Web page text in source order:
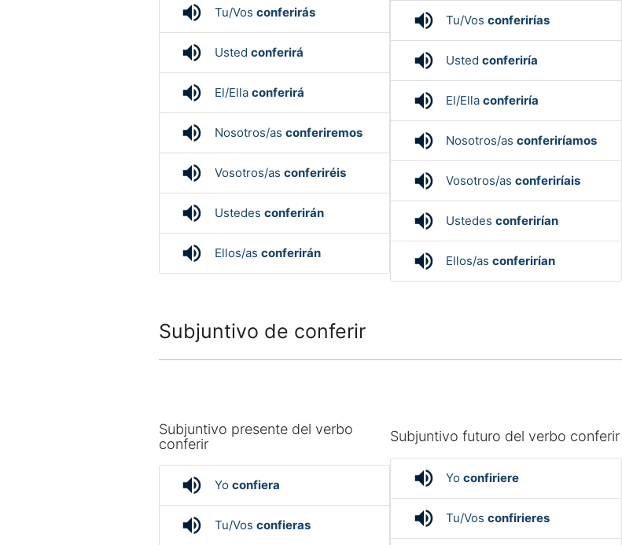
volume_up Tu/Vos conferirás
volume_up Usted conferirá
volume_up El/Ella conferirá
volume_up Nosotros/as conferiremos
volume_up Vosotros/as conferiréis
volume_up Ustedes conferirán
volume_up Ellos/as conferirán
volume_up Tu/Vosconferirías
volume_up Ustedconferiría
volume_up El/Ellaconferiría
volume_up Nosotros/asconferiríamos
volume_up Vosotros/asconferiríais
volume_up Ustedesconferirían
volume_up Ellos/asconferirían
Subjuntivo de conferir
Subjuntivo presente del verbo
conferir
volume_up Yo confiera
volume_up Tu/Vos confieras
Subjuntivo futuro del verbo conferir
volume_up Yoconfiriere
volume_up Tu/Vosconfirieres